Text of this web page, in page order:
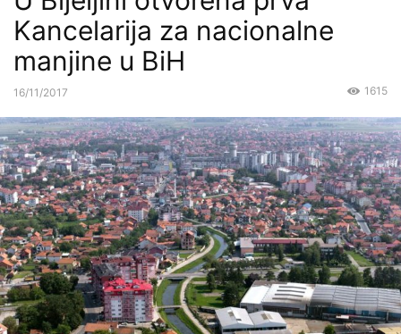
Kancelarija za nacionalne
manjine u BiH
16/11/2017 1615